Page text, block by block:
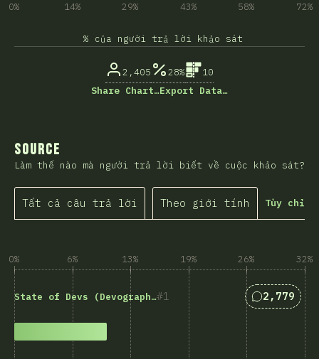
0% 14% 29% 43% 58% 72%
% của người trả lời khảo sát
2,405 28%
10
Share Chart…Export Data…
Source
Làm thế nào mà người trả lời biết về cuộc khảo sát?
Tất cả câu trả lời Theo giới tính Tùy
0% 6% 13% 19% 26% 32%
1
State of Devs (Devographics) Answers
2,779